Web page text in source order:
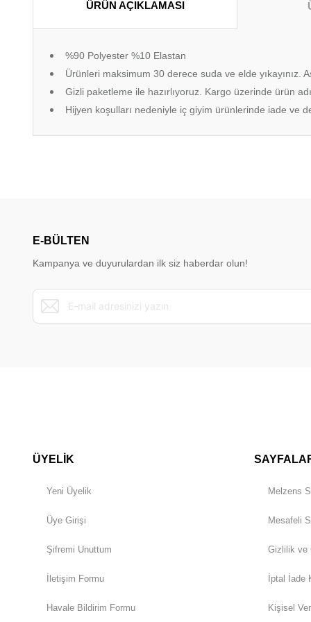
ÜRÜN AÇIKLAMASI
%90 Polyester %10 Elastan
Ürünleri maksimum 30 derece suda ve elde yıkayınız.
Gizli paketleme ile hazırlıyoruz. Kargo üzerinde ürün
Hijyen koşulları nedeniyle iç giyim ürünlerinde iade ve
Ürün açıklamasında eksik bilgiler bulunuyor.
Ürün bilgilerinde hatalar bulunuyor.
Bu ürüne benzer farklı alternatifler olmalı.
E-BÜLTEN
Kampanya ve duyurulardan ilk siz haberdar olun!
ÜYELİK
Yeni Üyelik
Üye Girişi
Şifremi Unuttum
İletişim Formu
Havale Bildirim Formu
Melzens
Mesafeli
Gizlilik ve
İptal İade
Kişisel